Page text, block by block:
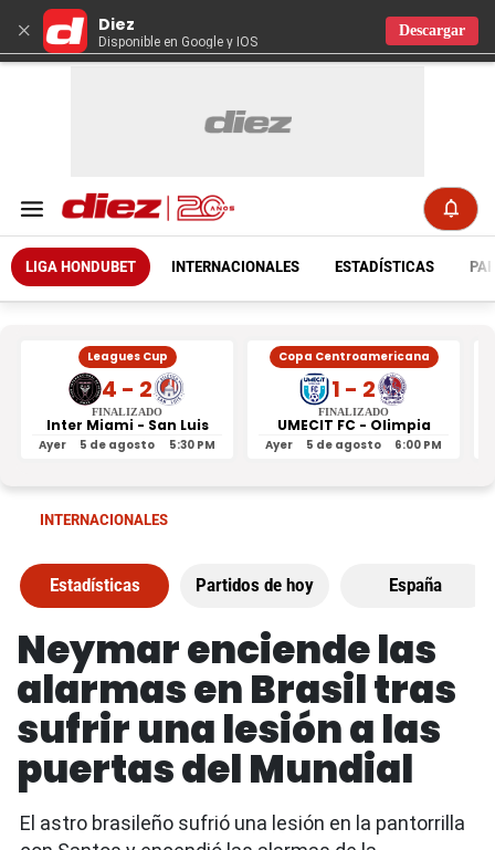
× Diez
Disponible en Google y IOS
Descargar
LIGA HONDUBET INTERNACIONALES ESTADÍSTICAS
Leagues Cup
4 - 2
FINALIZADO
Inter Miami - San Luis
Ayer 5 de agosto 5:30 PM
Copa Centroamericana
1 - 2
FINALIZADO
UMECIT FC - Olimpia
Ayer 5 de agosto 6:00 PM
INTERNACIONALES
Estadísticas Partidos de hoy España
Neymar enciende las
alarmas en Brasil tras
sufrir una lesión a las
puertas del Mundial
El astro brasileño sufrió una lesión en la pantorrilla